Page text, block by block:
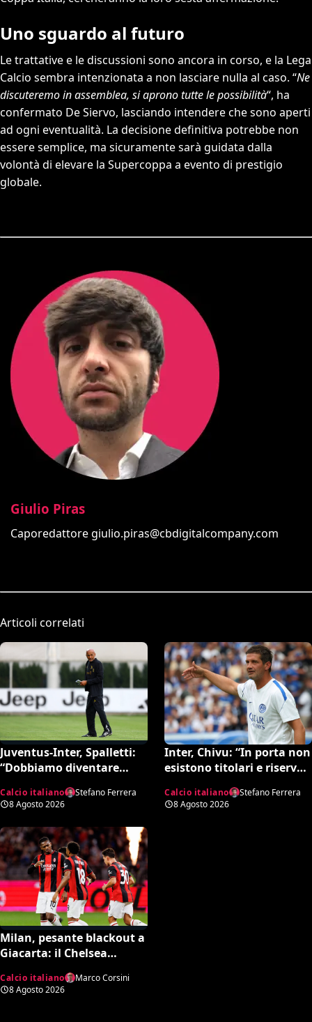
Uno sguardo al futuro
Le trattative e le discussioni sono ancora in corso, e la Lega
Calcio sembra intenzionata a non lasciare nulla al caso. “Ne
discuteremo in assemblea, si aprono tutte le possibilità“, ha
confermato De Siervo, lasciando intendere che sono aperti
ad ogni eventualità. La decisione definitiva potrebbe non
essere semplice, ma sicuramente sarà guidata dalla
volontà di elevare la Supercoppa a evento di prestigio
globale.
Giulio Piras
Caporedattoregiulio.piras@cbdigitalcompany.com
Articoli correlati
Juventus-Inter, Spalletti:
“Dobbiamo diventare
Cose che possono
capitare”
Calcio italiano
Stefano Ferrera
8 Agosto 2026
Inter, Chivu: “In porta non
esistono titolari e riserve.
Calcio italiano
Stefano Ferrera
8 Agosto 2026
Milan, pesante blackout a
Giacarta: il Chelsea
amichevole
Calcio italiano
Marco Corsini
8 Agosto 2026